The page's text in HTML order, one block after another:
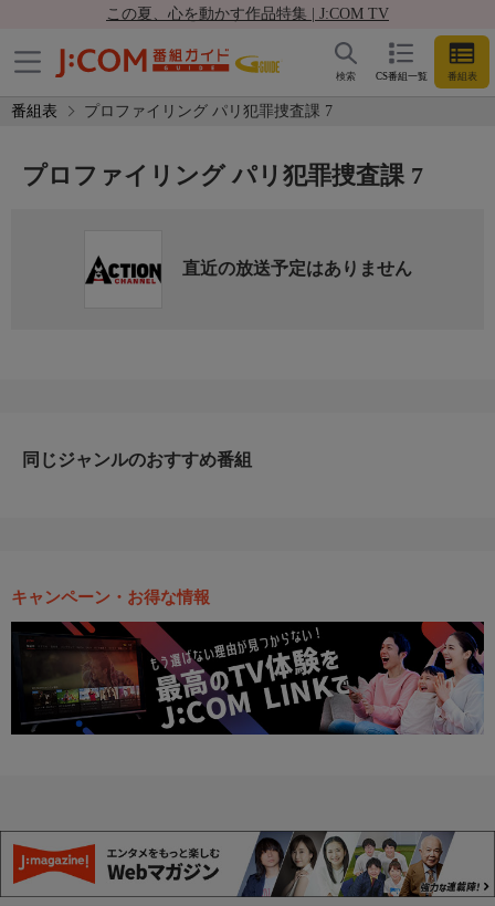
この夏、心を動かす作品特集 | J:COM TV
CS番組一覧 番組表
検索
番組表 プロファイリング パリ犯罪捜査課 7
プロファイリング パリ犯罪捜査課 7
直近の放送予定はありません
同じジャンルのおすすめ番組
キャンペーン・お得な情報